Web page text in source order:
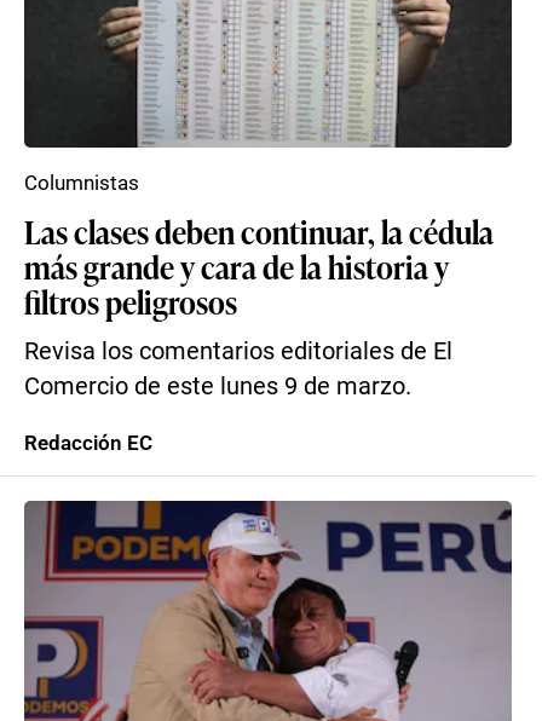
Las clases deben continuar, la cédula
más grande y cara de la historia y
filtros peligrosos
Revisa los comentarios editoriales de El
Comercio de este lunes 9 de marzo.
Columnistas
Redacción EC